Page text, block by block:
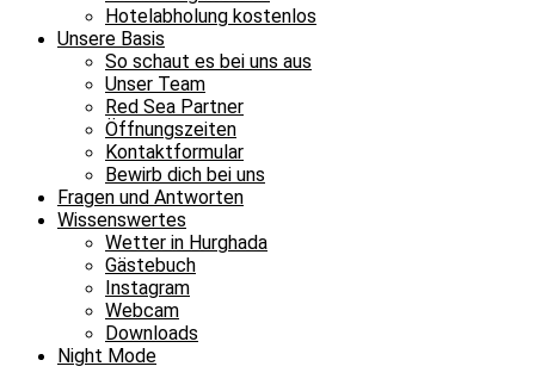
Hotelabholung kostenlos
Unsere Basis
So schaut es bei uns aus
Unser Team
Red Sea Partner
Öffnungszeiten
Kontaktformular
Bewirb dich bei uns
Fragen und Antworten
Wissenswertes
Wetter in Hurghada
Gästebuch
Instagram
Webcam
Downloads
Night Mode